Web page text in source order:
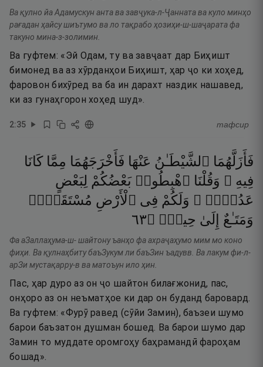
Ва қулно йа Адамускун анта ва завҷука-л-Ҷанната ва куло минҳо
рағадан ҳайсу шиътумо ва ло тақрабо ҳозиҳи-ш-шаҷарата фа
такуно мина-з-золимин.
Ва гуфтем: «Эй Одам, ту ва завҷаат дар Биҳишт
бимонед ва аз хӯрданҳои Биҳишт, ҳар ҷо ки хоҳед,
фаровон бихӯред ва ба ин дарахт наздик нашавед,
ки аз гунаҳгорон хоҳед шуд».
2:35 тафсир
فَأَزَلَّهُمَا ٱلشَّيْطَـٰنُ عَنْهَا فَأَخْرَجَهُمَا مِمَّا كَانَا
فِيهِ ۖ وَقُلْنَا ٱهْبِطُوا۟ بَعْضُكُمْ لِبَعْضٍ
عَدُوٌّۭ ۖ وَلَكُمْ فِى ٱلْأَرْضِ مُسْتَقَرٌّۭ
وَمَتَـٰعٌ
إِلَىٰ حِينٍۢ ۝٣٦
Фа аЗаллаҳума-ш- шайтону ъанҳо фа ахраҷаҳумо мим мо коно
фиҳи. Ва қулнаҳбиту баъЗукум ли баъЗин ъадувв. Ва лакум фи-л-
арЗи мустақарру-в ва матоъун ило ҳин.
Пас, ҳар дуро аз он ҷо шайтон билағжонид, пас,
онҳоро аз он неъматҳое ки дар он буданд баровард.
Ва гуфтем: «Фурӯ равед (сӯйи Замин), баъзеи шумо
барои баъзатон душман бошед. Ва барои шумо дар
Замин то муддате оромгоҳу баҳрамандӣ фароҳам
бошад».